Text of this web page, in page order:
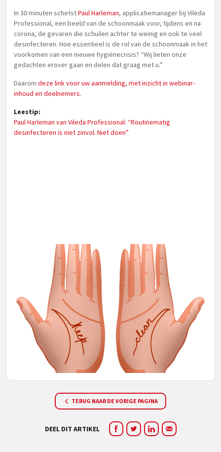
In 30 minuten schetstPaul Harleman, applicatiemanager bij Vileda
Professional, een beeld van de schoonmaak voor, tijdens en na
corona, de gevaren die schuilen achter te weinig en ook te veel
desinfecteren. Hoe essentieel is de rol van de schoonmaak in het
voorkomen van een nieuwe hygiënecrisis? “Wij lieten onze
gedachten erover gaan en delen dat graag met u.”
Daarom deze link voor uw aanmelding, met inzicht in webinar-
inhoud en deelnemers.
Leestip:
Paul Harleman van Vileda Professional: “Routinematig
desinfecteren is niet zinvol. Niet doen”
TERUG NAAR DE VORIGE PAGINA
DEEL DIT ARTIKEL